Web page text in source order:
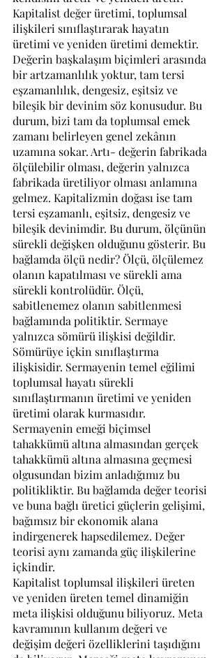
Kapitalist değer üretimi, toplumsal
ilişkileri sınıflaştırarak hayatın
üretimi ve yeniden üretimi demektir.
Değerin başkalaşım biçimleri arasında
bir artzamanlılık yoktur, tam tersi
eşzamanlılık, dengesiz, eşitsiz ve
bileşik bir devinim söz konusudur. Bu
durum, bizi tam da toplumsal emek
zamanı belirleyen genel zekânın
uzamına sokar. Artı- değerin fabrikada
ölçülebilir olması, değerin yalnızca
fabrikada üretiliyor olması anlamına
gelmez. Kapitalizmin doğası ise tam
tersi eşzamanlı, eşitsiz, dengesiz ve
bileşik devinimdir. Bu durum, ölçünün
sürekli değişken olduğunu gösterir. Bu
bağlamda ölçü nedir? Ölçü, ölçülemez
olanın kapatılması ve sürekli ama
sürekli kontrolüdür. Ölçü,
sabitlenemez olanın sabitlenmesi
bağlamında politiktir. Sermaye
yalnızca sömürü ilişkisi değildir.
Sömürüye içkin sınıflaştırma
ilişkisidir. Sermayenin temel eğilimi
toplumsal hayatı sürekli
sınıflaştırmanın üretimi ve yeniden
üretimi olarak kurmasıdır.
Sermayenin emeği biçimsel
tahakkümü altına almasından gerçek
tahakkümü altına almasına geçmesi
olgusundan bizim anladığımız bu
politikliktir. Bu bağlamda değer teorisi
ve buna bağlı üretici güçlerin gelişimi,
bağımsız bir ekonomik alana
indirgenerek hapsedilemez. Değer
teorisi aynı zamanda güç ilişkilerine
içkindir.
Kapitalist toplumsal ilişkileri üreten
ve yeniden üreten temel dinamiğin
meta ilişkisi olduğunu biliyoruz. Meta
kavramının kullanım değeri ve
değişim değeri özelliklerini taşıdığını